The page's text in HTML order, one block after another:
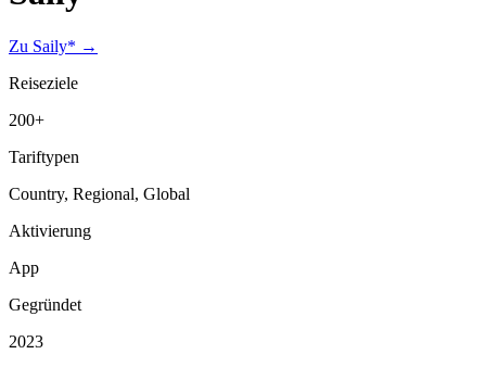
Zu Saily* →
Reiseziele
200+
Tariftypen
Country, Regional, Global
Aktivierung
App
Gegründet
2023